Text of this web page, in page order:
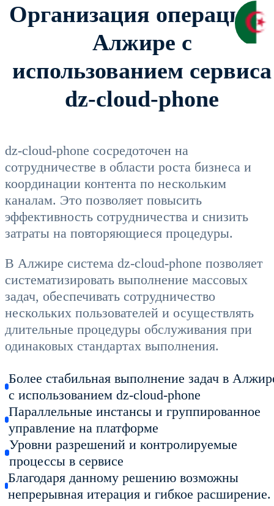
Организация операций
Алжире с
использованием сервиса
dz-cloud-phone
dz-cloud-phone сосредоточен на
сотрудничестве в области роста бизнеса и
координации контента по нескольким
каналам. Это позволяет повысить
эффективность сотрудничества и снизить
затраты на повторяющиеся процедуры.
В Алжире система dz-cloud-phone позволяет
систематизировать выполнение массовых
задач, обеспечивать сотрудничество
нескольких пользователей и осуществлять
длительные процедуры обслуживания при
одинаковых стандартах выполнения.
Более стабильная выполнение задач в
с использованием dz-cloud-phone
Параллельные инстансы и группированное
управление на платформе
Уровни разрешений и контролируемые
процессы в сервисе
Благодаря данному решению возможны
непрерывная итерация и гибкое расширение.